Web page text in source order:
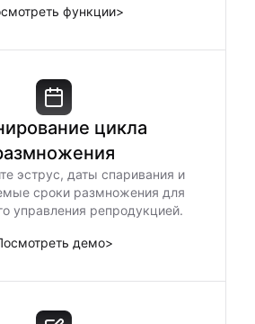
функции>
цикла
эструс, даты спаривания и
сроки размножения для
управления репродукцией.
демо>